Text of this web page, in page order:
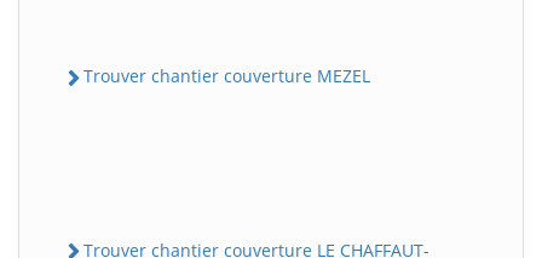
Trouver chantier couverture MEZEL
Trouver chantier couverture LE CHAFFAUT-